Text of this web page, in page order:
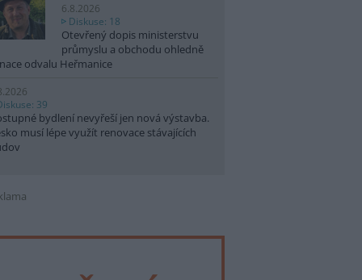
6.8.2026
Diskuse: 18
Otevřený dopis ministerstvu
průmyslu a obchodu ohledně
odvalu Heřmanice
39
bydlení nevyřeší jen nová výstavba.
musí lépe využít renovace stávajících